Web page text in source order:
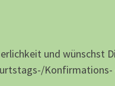
und wünschst